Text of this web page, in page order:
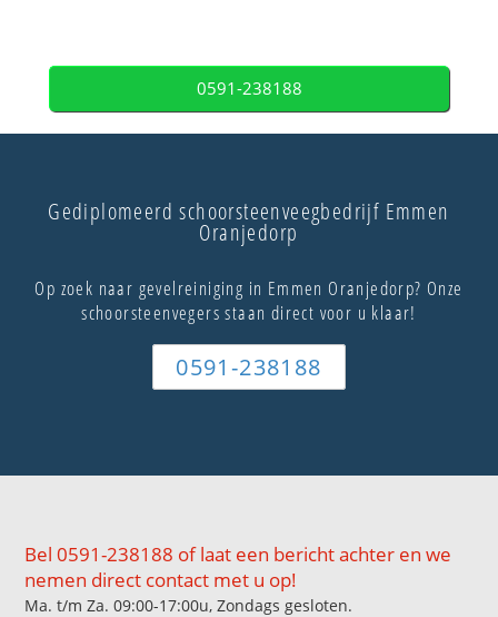
0591-238188
Gediplomeerd schoorsteenveegbedrijf Emmen
Oranjedorp
Op zoek naar gevelreiniging in Emmen Oranjedorp? Onze
schoorsteenvegers staan direct voor u klaar!
0591-238188
Bel 0591-238188 of laat een bericht achter en we
nemen direct contact met u op!
Ma. t/m Za. 09:00-17:00u, Zondags gesloten.